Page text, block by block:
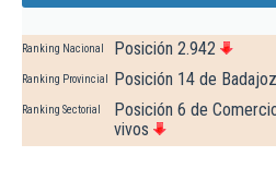
Ranking Nacional Posición 2.942
Ranking Provincial Posición 14 de Badajoz
Ranking Sectorial
Posición 6 de
vivos